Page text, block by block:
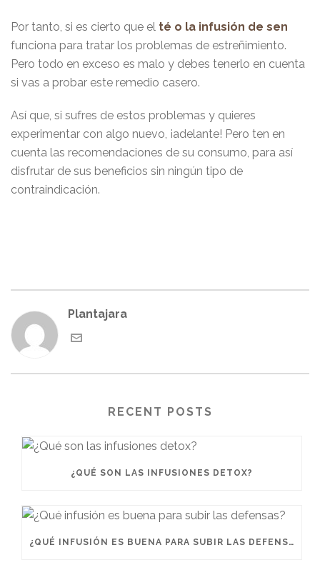
Por tanto, si es cierto que el té o la infusión de sen
funciona para tratar los problemas de estreñimiento.
Pero todo en exceso es malo y debes tenerlo en cuenta
si vas a probar este remedio casero.
Así que, si sufres de estos problemas y quieres
experimentar con algo nuevo, ¡adelante! Pero ten en
cuenta las recomendaciones de su consumo, para así
disfrutar de sus beneficios sin ningún tipo de
contraindicación.
Plantajara
RECENT POSTS
¿QUÉ SON LAS INFUSIONES DETOX?
¿QUÉ INFUSIÓN ES BUENA PARA SUBIR LAS DEFENSAS?